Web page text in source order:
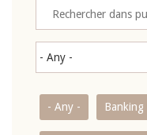
- Any - Banking